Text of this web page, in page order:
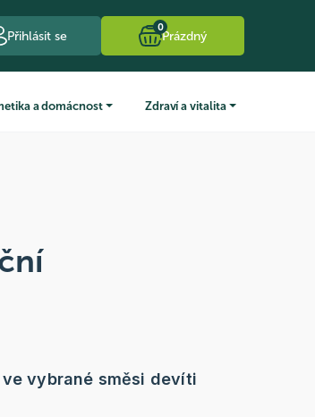
Přihlásit se
0
Prázdný
a domácnost Zdraví a vitalita
vybrané směsi devíti